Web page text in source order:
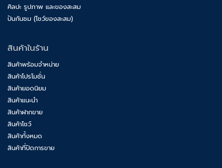
ศิลปะ รูปภาพ และของสะสม
ปันกันชม (โชว์ของสะสม)
สินค้าในร้าน
สินค้าพร้อมจำหน่าย
สินค้าโปรโมชั่น
สินค้ายอดนิยม
สินค้าแนะนำ
สินค้าฝากขาย
สินค้าโชว์
สินค้าทั้งหมด
สินค้าที่ปิดการขาย